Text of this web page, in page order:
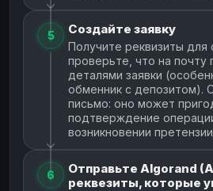
5 Создайте заявку
Получите реквизиты для
проверьте, что на почту
деталями заявки
обменник с депозитом).
письмо: оно может
подтверждение
возникновении
6
Отправьте Algorand
реквезиты, которые